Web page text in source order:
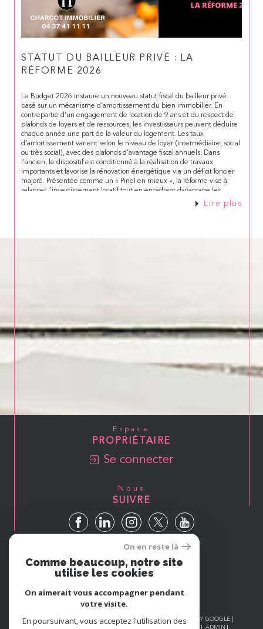
STATUT DU BAILLEUR PRIVÉ : LA
RÉFORME 2026
Le Budget 2026 instaure un nouveau statut fiscal du bailleur privé
basé sur un mécanisme d’amortissement du bien immobilier. En
contrepartie d’un engagement de location de 9 ans et du respect de
plafonds de loyers et de ressources, les investisseurs peuvent déduire
chaque année une part de la valeur du logement. Les taux
d’amortissement varient selon le niveau de loyer (intermédiaire, social
ou très social), avec des plafonds d’avantage fiscal annuels. Dans
l’ancien, le dispositif est conditionné à la réalisation de travaux
importants et favorise la rénovation énergétique via un déficit foncier
majoré. Présentée comme un « Pinel en mieux », la réforme vise à
relancer l’investissement locatif tout en encadrant davantage les
Lire plus
Espace
PROPRIÉTAIRE
Se connecter
Nous
SUIVRE
GOOGLE
© 2026 | TOUS DROITS RÉSERVÉS | TRADUCTION POWERED BY GOOGLE |
PLAN DU SITE ADMIN
On en reste là
Comme beaucoup, notre site
utilise les cookies
On aimerait vous accompagner pendant
votre visite.
En poursuivant, vous acceptez l'utilisation des